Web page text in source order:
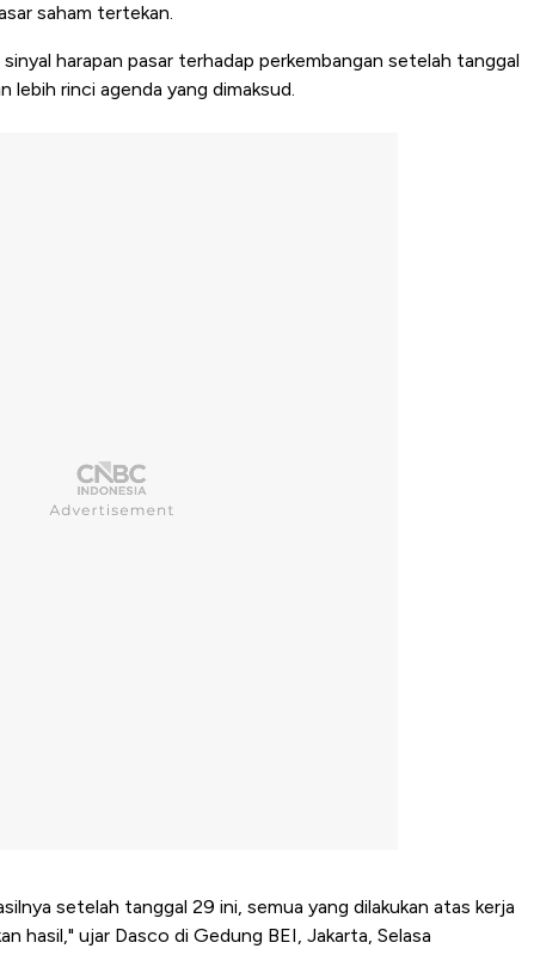
saham tertekan.
harapan pasar terhadap perkembangan setelah tanggal
lebih rinci agenda yang dimaksud.
setelah tanggal 29 ini, semua yang dilakukan atas kerja
hasil," ujar Dasco di Gedung BEI, Jakarta, Selasa